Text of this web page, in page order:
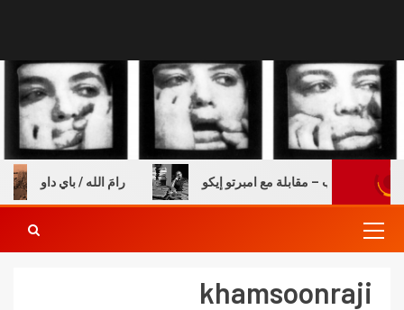
رامَ الله / باي داو والكتب – مقابلة مع امبرتو إيكو
khamsoonraji